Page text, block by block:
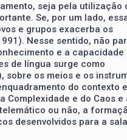
seja pela utilização
Se, por um lado,
e grupos exacerba os
Nesse sentido, não
e a capacidade
de língua surge como
sobre os meios e os
do contexto
e do Caos e
ou não, a
desenvolvidos para a